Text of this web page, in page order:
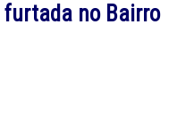
no Bairro